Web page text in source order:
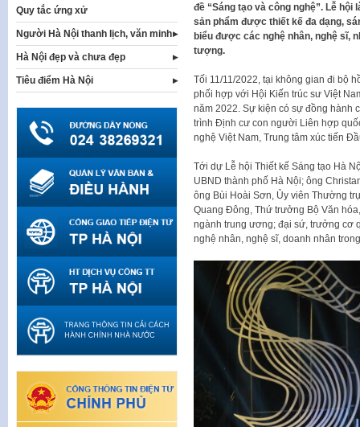
đề “Sáng tạo và công nghệ”. Lễ
sản phẩm được thiết kế đa dạng,
biểu được các nghệ nhân, nghệ sĩ,
tượng.
Tối 11/11/2022, tại không gian đi bộ
phối hợp với Hội Kiến trúc sư Việt
năm 2022. Sự kiện có sự đồng hành
trình Định cư con người Liên hợp
nghệ Việt Nam, Trung tâm xúc tiến
Tới dự Lễ hội Thiết kế Sáng tạo Hà
UBND thành phố Hà Nội; ông
ông Bùi Hoài Sơn, Ủy viên Thường
Quang Đông, Thứ trưởng Bộ Văn
ngành trung ương; đại sứ, trưởng cơ
nghệ nhân, nghệ sĩ, doanh nhân
Quy tắc ứng xử
Người Hà Nội thanh lịch, văn minh
Hà Nội đẹp và chưa đẹp
Tiêu điểm Hà Nội